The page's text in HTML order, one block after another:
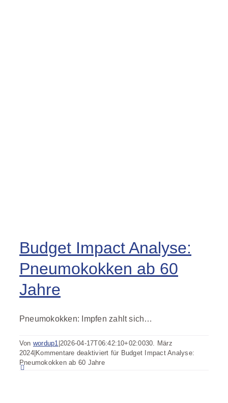
Budget Impact Analyse:
Pneumokokken ab 60
Jahre
Pneumokokken: Impfen zahlt sich…
Von wordup1 2026-04-17T06:42:10+02:0030. März
2024| Kommentare deaktiviert für Budget Impact Analyse:
Pneumokokken ab 60 Jahre